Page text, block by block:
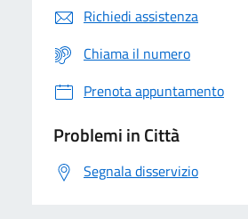
Richiedi assistenza
Chiama il numero
Prenota appuntamento
Problemi in Città
Segnala disservizio